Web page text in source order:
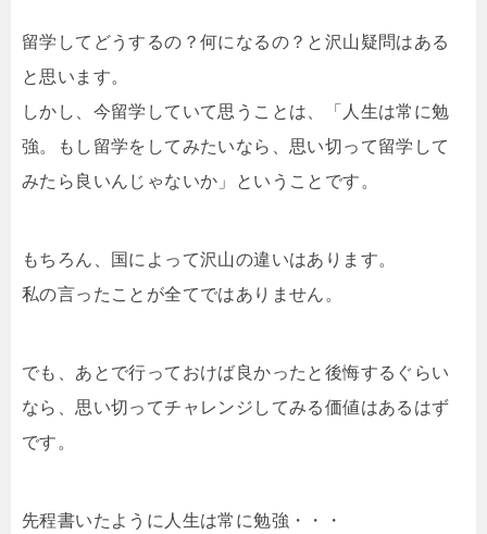
留学してどうするの？何になるの？と沢山疑問はある
と思います。
しかし、今留学していて思うことは、「人生は常に勉
強。もし留学をしてみたいなら、思い切って留学して
みたら良いんじゃないか」ということです。
もちろん、国によって沢山の違いはあります。
私の言ったことが全てではありません。
でも、あとで行っておけば良かったと後悔するぐらい
なら、思い切ってチャレンジしてみる価値はあるはず
です。
先程書いたように人生は常に勉強・・・